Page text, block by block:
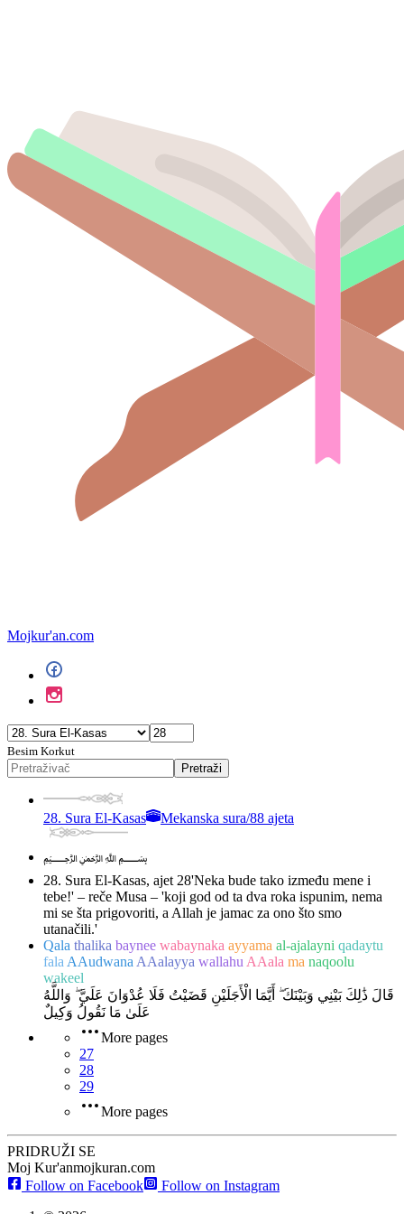
Mojkur'an.com
Besim Korkut
Pretraži
28. Sura El-Kasas Mekanska sura/88 ajeta
﷽
28. Sura El-Kasas, ajet 28'Neka bude tako između mene i
tebe!' – reče Musa – 'koji god od ta dva roka ispunim, nema
mi se šta prigovoriti, a Allah je jamac za ono što smo
utanačili.'
Qala thalika baynee wabaynaka ayyama al-ajalayni qadaytu
fala AAudwana AAalayya wallahu AAala ma naqoolu
wakeel
قَالَ ذَٰلِكَ بَيْنِي وَبَيْنَكَ ۖ أَيَّمَا الْأَجَلَيْنِ قَضَيْتُ فَلَا عُدْوَانَ عَلَيَّ ۖ وَاللَّهُ
عَلَىٰ مَا نَقُولُ وَكِيلٌ
More pages
27
28
29
More pages
PRIDRUŽI SE
Moj Kur'anmojkuran.com
Follow on Facebook
Follow on Instagram